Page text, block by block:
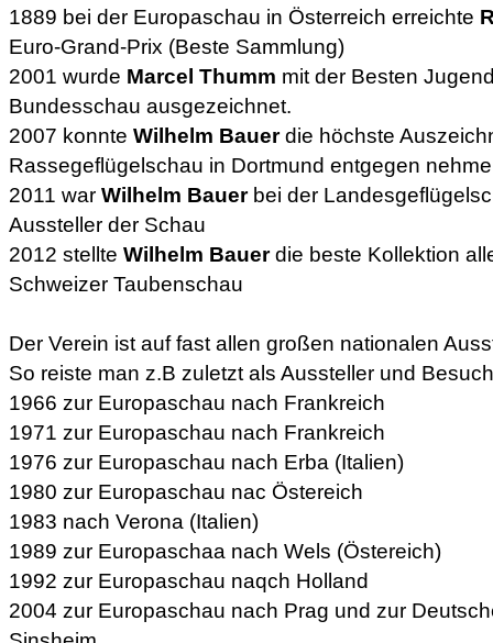
1889 bei der Europaschau in Österreich erreichte
Euro-Grand-Prix (Beste Sammlung)
2001 wurde Marcel Thumm mit der Besten
Bundesschau ausgezeichnet.
2007 konnte Wilhelm Bauerdie höchste
Rassegeflügelschau in Dortmund entgegen
2011 war Wilhelm Bauerbei der
Aussteller der Schau
2012 stellte Wilhelm Bauerdie beste Kollektion
Schweizer Taubenschau
Der Verein ist auf fast allen großen nationalen
So reiste man z.B zuletzt als Aussteller und
1966 zur Europaschau nach Frankreich
1971 zur Europaschau nach Frankreich
1976 zur Europaschau nach Erba (Italien)
1980 zur Europaschau nac Östereich
1983 nach Verona (Italien)
1989 zur Europaschaa nach Wels (Östereich)
1992 zur Europaschau naqch Holland
2004 zur Europaschau nach Prag und zur